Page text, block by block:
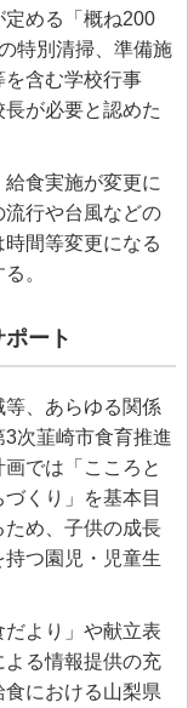
める「概ね200
特別清掃、準備施
含む学校行事
が必要と認めた
食実施が変更に
行や台風などの
間等変更になる
。
ート
等、あらゆる関係
3次韮崎市食育推進
では「こころと
くり」を基本目
め、子供の成長
つ園児・児童生
より」や献立表
る情報提供の充
における山梨県